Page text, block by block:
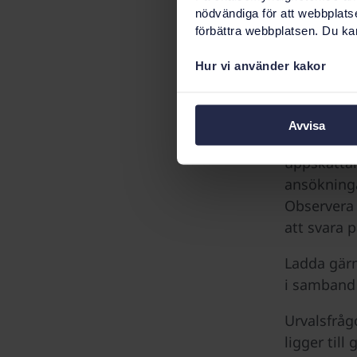
nödvändiga för att
förbättra webbplatsen. Du
Hur vi använder kakor
Avvisa
Frågor
HR-
senast den
möjlighet
att svara
Ladda
i
ligger till